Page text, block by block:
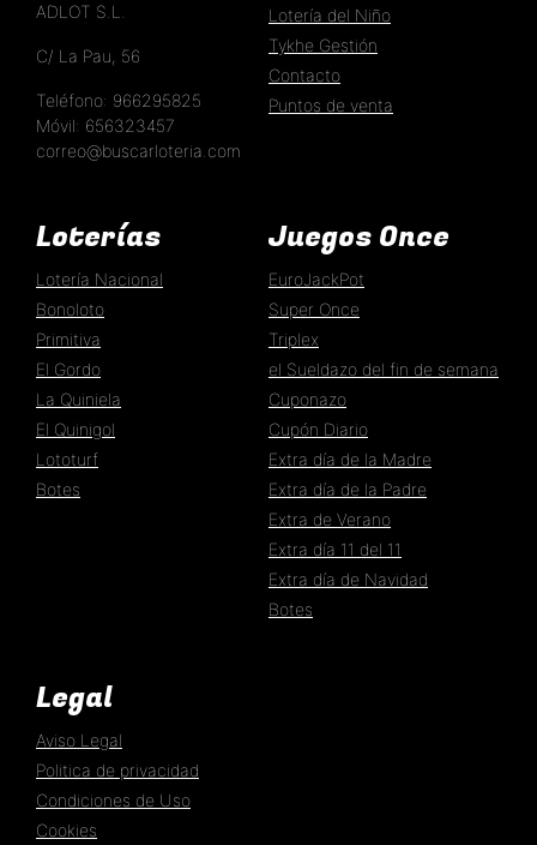
ADLOT S.L.
C/ La Pau, 56
Teléfono: 966295825
Móvil: 656323457
correo@buscarloteria.com
Lotería del Niño
Tykhe Gestión
Contacto
Puntos de venta
Loterías
Lotería Nacional
Bonoloto
Primitiva
El Gordo
La Quiniela
El Quinigol
Lototurf
Botes
Juegos Once
EuroJackPot
Super Once
Triplex
el Sueldazo del fin de semana
Cuponazo
Cupón Diario
Extra día de la Madre
Extra día de la Padre
Extra de Verano
Extra día 11 del 11
Extra día de Navidad
Botes
Legal
Aviso Legal
Politica de privacidad
Condiciones de Uso
Cookies